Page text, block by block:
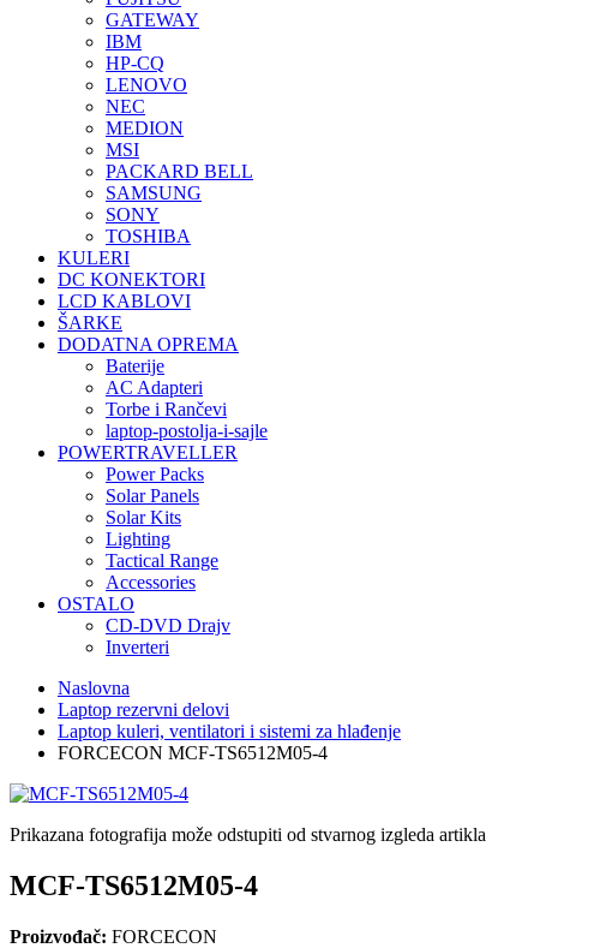
GATEWAY
IBM
HP-CQ
LENOVO
NEC
MEDION
MSI
PACKARD BELL
SAMSUNG
SONY
TOSHIBA
KULERI
DC KONEKTORI
LCD KABLOVI
ŠARKE
DODATNA OPREMA
Baterije
AC Adapteri
Torbe i Rančevi
laptop-postolja-i-sajle
POWERTRAVELLER
Power Packs
Solar Panels
Solar Kits
Lighting
Tactical Range
Accessories
OSTALO
CD-DVD Drajv
Inverteri
Naslovna
Laptop rezervni delovi
Laptop kuleri, ventilatori i sistemi za hlađenje
FORCECON MCF-TS6512M05-4
Prikazana fotografija može odstupiti od stvarnog izgleda artikla
MCF-TS6512M05-4
Proizvođač: FORCECON